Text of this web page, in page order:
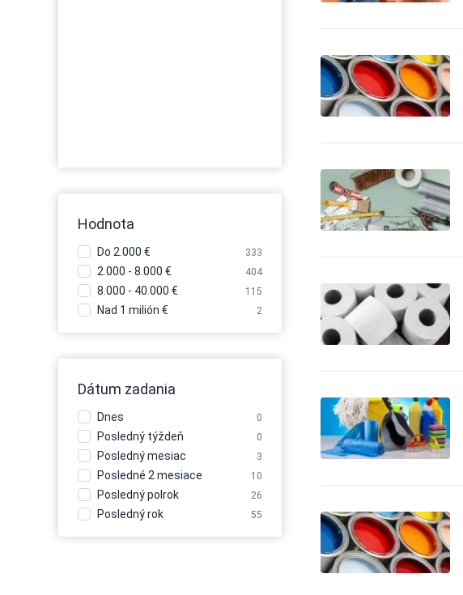
Hodnota
Do 2.000 € 333
2.000 - 8.000 € 404
8.000 - 40.000 € 115
Nad 1 milión € 2
Dátum zadania
Dnes 0
Posledný týždeň 0
Posledný mesiac 3
Posledné 2 mesiace 10
Posledný polrok 26
Posledný rok 55